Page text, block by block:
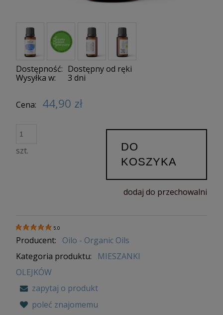
Dostępność: Dostępny od ręki
Wysyłka w:
3 dni
Cena: 44,90 zł
szt.
DO
KOSZYKA
dodaj do przechowalni
5.0
Producent:
Oilo - Organic Oils
Kategoria produktu:
MIESZANKI
OLEJKÓW
zapytaj o produkt
poleć znajomemu